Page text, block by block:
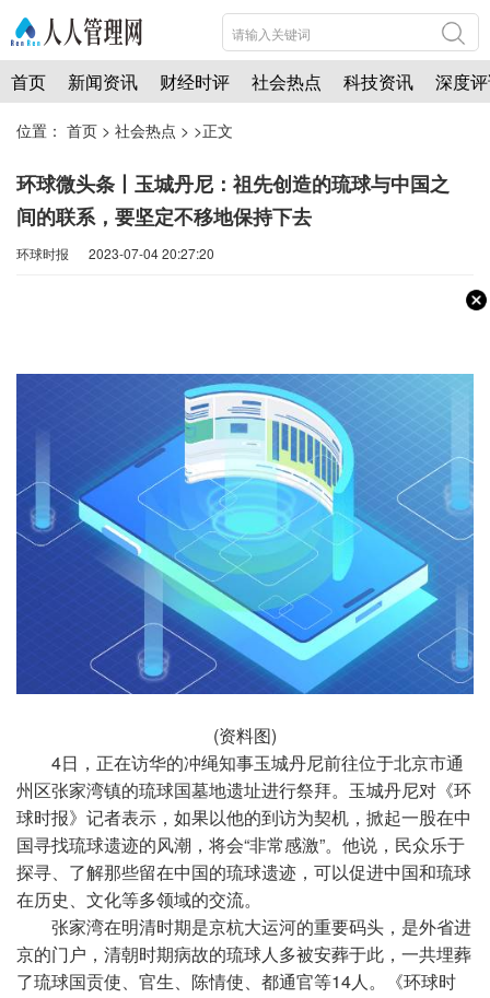
首页 新闻资讯 财经时评 社会热点 科技资讯 深度
位置： 首页 > 社会热点 > >正文
环球微头条丨玉城丹尼：祖先创造的琉球与中国之
间的联系，要坚定不移地保持下去
环球时报 2023-07-04 20:27:20
(资料图)
4日，正在访华的冲绳知事玉城丹尼前往位于北京市通
州区张家湾镇的琉球国墓地遗址进行祭拜。玉城丹尼对《环
球时报》记者表示，如果以他的到访为契机，掀起一股在中
国寻找琉球遗迹的风潮，将会“非常感激”。他说，民众乐于
探寻、了解那些留在中国的琉球遗迹，可以促进中国和琉球
在历史、文化等多领域的交流。
张家湾在明清时期是京杭大运河的重要码头，是外省进
京的门户，清朝时期病故的琉球人多被安葬于此，一共埋葬
了琉球国贡使、官生、陈情使、都通官等14人。《环球时